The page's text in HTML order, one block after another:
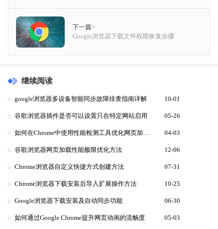
下一篇>
Google浏览器下载文件权限恢复步骤
继续阅读
google浏览器多设备智能同步故障排查指南详解 10-01
谷歌浏览器插件是否可以设置只在特定网站启用 05-26
如何在Chrome中使用性能检测工具优化网页加载速度 04-03
谷歌浏览器网页加载性能极限优化方法 12-06
Chrome浏览器自定义快捷方式创建方法 07-31
Chrome浏览器下载安装后导入扩展操作方法 10-25
Google浏览器下载安装及自动同步功能 06-30
如何通过Google Chrome提升网页动画的流畅度 05-03